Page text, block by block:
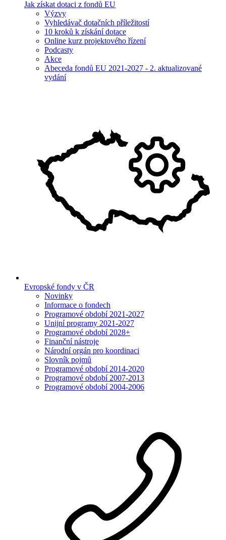
Jak získat dotaci z fondů EU
Výzvy
Vyhledávač dotačních příležitostí
10 kroků k získání dotace
Online kurz projektového řízení
Podcasty
Akce
Abeceda fondů EU 2021-2027 - 2. aktualizované
vydání
Evropské fondy v ČR
Novinky
Informace o fondech
Programové období 2021-2027
Unijní programy 2021-2027
Programové období 2028+
Finanční nástroje
Národní orgán pro koordinaci
Slovník pojmů
Programové období 2014-2020
Programové období 2007-2013
Programové období 2004-2006